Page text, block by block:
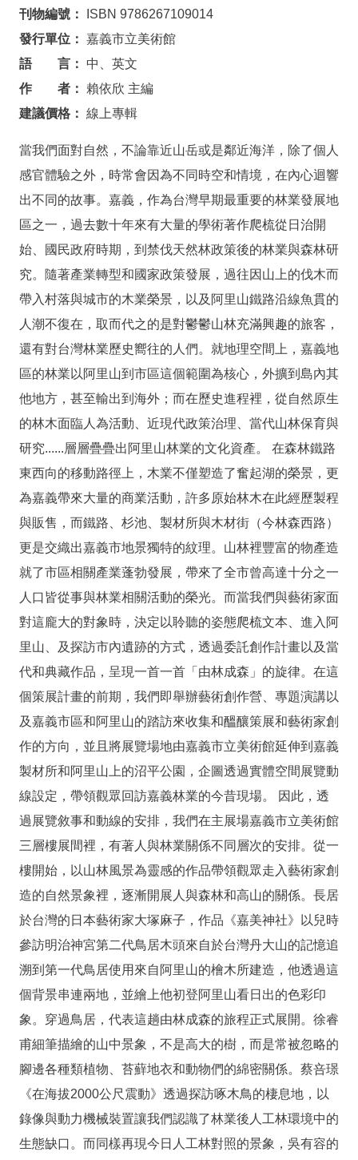
典
藏
出
版
服
專
區
今
開
館
09:00
17:00
回
首
頁
網
站
導
常
見
問
答
EN
徵
才
常
見
問
題
隱
權
保
護
政
策
政
府
網
站
資
開
放
宣
告
線
刊物編號：
ISBN 9786267109014
發行單位： 嘉義市立美術館
語 言：
中、英文
作 者：
賴依欣 主編
建議價格： 線上專輯
當我們面對自然，不論靠近山岳或是鄰近海洋，除了個人
感官體驗之外，時常會因為不同時空和情境，在內心迴響
出不同的故事。嘉義，作為台灣早期最重要的林業發展地
區之一，過去數十年來有大量的學術著作爬梳從日治開
始、國民政府時期，到禁伐天然林政策後的林業與森林研
究。隨著產業轉型和國家政策發展，過往因山上的伐木而
帶入村落與城市的木業榮景，以及阿里山鐵路沿線魚貫的
人潮不復在，取而代之的是對鬱鬱山林充滿興趣的旅客，
還有對台灣林業歷史嚮往的人們。就地理空間上，嘉義地
區的林業以阿里山到市區這個範圍為核心，外擴到島內其
他地方，甚至輸出到海外；而在歷史進程裡，從自然原生
的林木面臨人為活動、近現代政策治理、當代山林保育與
研究......層層疊疊出阿里山林業的文化資產。 在森林鐵路
東西向的移動路徑上，木業不僅塑造了奮起湖的榮景，更
為嘉義帶來大量的商業活動，許多原始林木在此經歷製程
與販售，而鐵路、杉池、製材所與木材街（今林森西路）
更是交織出嘉義市地景獨特的紋理。山林裡豐富的物產造
就了市區相關產業蓬勃發展，帶來了全市曾高達十分之一
人口皆從事與林業相關活動的榮光。而當我們與藝術家面
對這龐大的對象時，決定以聆聽的姿態爬梳文本、進入阿
里山、及探訪市內遺跡的方式，透過委託創作計畫以及當
代和典藏作品，呈現一首一首「由林成森」的旋律。在這
個策展計畫的前期，我們即舉辦藝術創作營、專題演講以
及嘉義市區和阿里山的踏訪來收集和醞釀策展和藝術家創
作的方向，並且將展覽場地由嘉義市立美術館延伸到嘉義
製材所和阿里山上的沼平公園，企圖透過實體空間展覽動
線設定，帶領觀眾回訪嘉義林業的今昔現場。 因此，透
過展覽敘事和動線的安排，我們在主展場嘉義市立美術館
三層樓展間裡，有著人與林業關係不同層次的安排。從一
樓開始，以山林風景為靈感的作品帶領觀眾走入藝術家創
造的自然景象裡，逐漸開展人與森林和高山的關係。長居
於台灣的日本藝術家大塚麻子，作品《嘉美神社》以兒時
參訪明治神宮第二代鳥居木頭來自於台灣丹大山的記憶追
溯到第一代鳥居使用來自阿里山的檜木所建造，他透過這
個背景串連兩地，並繪上他初登阿里山看日出的色彩印
象。穿過鳥居，代表這趟由林成森的旅程正式展開。徐睿
甫細筆描繪的山中景象，不是高大的樹，而是常被忽略的
腳邊各種類植物、苔蘚地衣和動物們的綿密關係。蔡咅璟
《在海拔2000公尺震動》透過探訪啄木鳥的棲息地，以
錄像與動力機械裝置讓我們認識了林業後人工林環境中的
生態缺口。而同樣再現今日人工林對照的景象，吳有容的